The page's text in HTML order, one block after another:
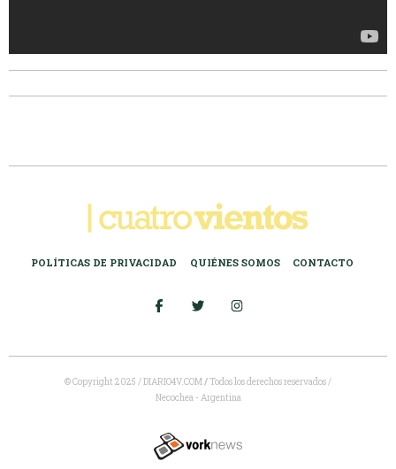
POLÍTICAS DE PRIVACIDAD QUIÉNES SOMOS CONTACTO
© Copyright 2025 / DIARIO4V.COM/Todos los derechos reservados /
Necochea - Argentina